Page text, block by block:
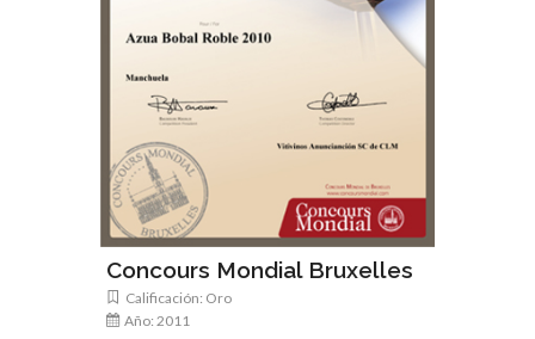
Concours Mondial Bruxelles
Calificación: Oro
Año: 2011